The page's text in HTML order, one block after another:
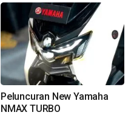
Peluncuran New Yamaha
NMAX TURBO